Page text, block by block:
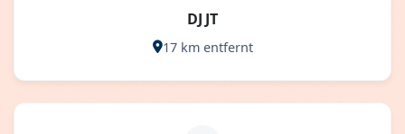
DJ JT
17 km entfernt